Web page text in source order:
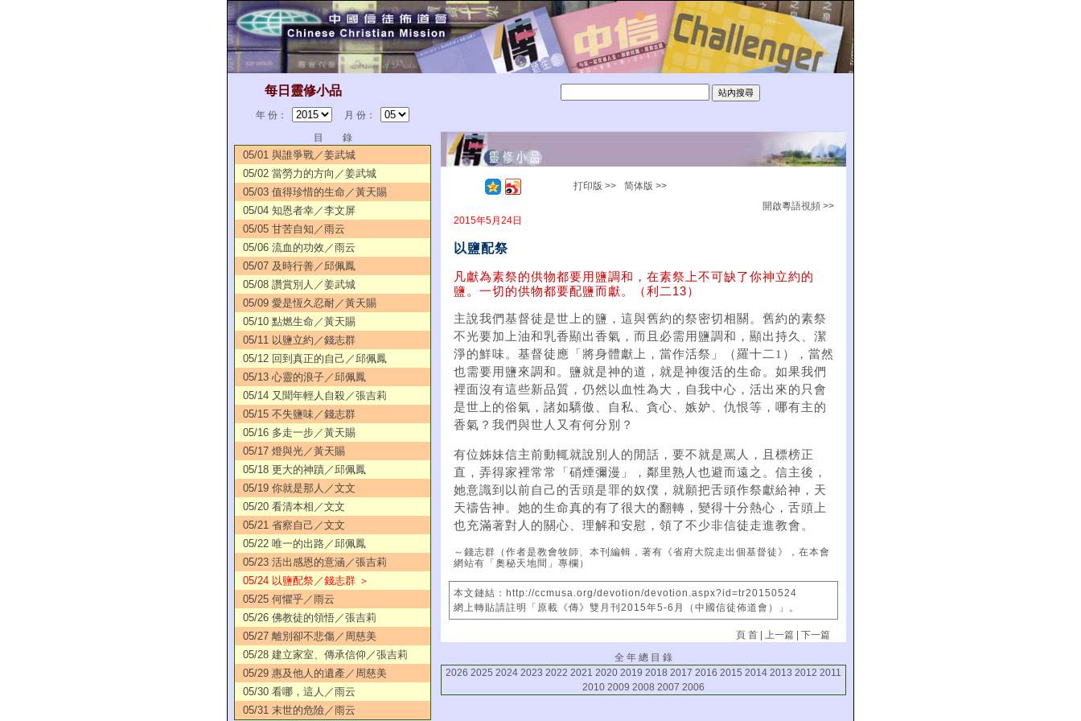
每日靈修小品
年 份：
月 份：
目 錄
05/01 與誰爭戰／姜武城
05/02 當勞力的方向／姜武城
05/03 值得珍惜的生命／黃天賜
05/04 知恩者幸／李文屏
05/05 甘苦自知／雨云
05/06 流血的功效／雨云
05/07 及時行善／邱佩鳳
05/08 讚賞別人／姜武城
05/09 愛是恆久忍耐／黃天賜
05/10 點燃生命／黃天賜
05/11 以鹽立約／錢志群
05/12 回到真正的自己／邱佩鳳
05/13 心靈的浪子／邱佩鳳
05/14 又聞年輕人自殺／張吉莉
05/15 不失鹽味／錢志群
05/16 多走一步／黃天賜
05/17 燈與光／黃天賜
05/18 更大的神蹟／邱佩鳳
05/19 你就是那人／文文
05/20 看清本相／文文
05/21 省察自己／文文
05/22 唯一的出路／邱佩鳳
05/23 活出感恩的意涵／張吉莉
05/24 以鹽配祭／錢志群 ＞
05/25 何懼乎／雨云
05/26 佛教徒的領悟／張吉莉
05/27 離別卻不悲傷／周慈美
05/28 建立家室、傳承信仰／張吉莉
05/29 惠及他人的遺產／周慈美
05/30 看哪，這人／雨云
05/31 末世的危險／雨云
打印版 >>
简体版 >>
開啟粵語視頻 >>
2015年5月24日
以鹽配祭
凡獻為素祭的供物都要用鹽調和，在素祭上不可缺了你神立約的
鹽。一切的供物都要配鹽而獻。（利二13）
主說我們基督徒是世上的鹽，這與舊約的祭密切相關。舊約的素祭
不光要加上油和乳香顯出香氣，而且必需用鹽調和，顯出持久、潔
淨的鮮味。基督徒應「將身體獻上，當作活祭」（羅十二1），當然
也需要用鹽來調和。鹽就是神的道，就是神復活的生命。如果我們
裡面沒有這些新品質，仍然以血性為大，自我中心，活出來的只會
是世上的俗氣，諸如驕傲、自私、貪心、嫉妒、仇恨等，哪有主的
香氣？我們與世人又有何分別？
有位姊妹信主前動輒就說別人的閒話，要不就是罵人，且標榜正
直，弄得家裡常常「硝煙彌漫」，鄰里熟人也避而遠之。信主後，
她意識到以前自己的舌頭是罪的奴僕，就願把舌頭作祭獻給神，天
天禱告神。她的生命真的有了很大的翻轉，變得十分熱心，舌頭上
也充滿著對人的關心、理解和安慰，領了不少非信徒走進教會。
～錢志群（作者是教會牧師、本刊編輯，著有《省府大院走出個基督徒》，在本會
網站有「奧秘天地間」專欄）
本文鏈結：http://ccmusa.org/devotion/devotion.aspx?id=tr20150524
網上轉貼請註明「原載《傳》雙月刊2015年5-6月（中國信徒佈道會）」。
頁 首 | 上一篇 |下一篇
全 年 總 目 錄
2026 2025 2024 2023 2022 2021 2020 2019 2018 2017 2016 2015 2014 2013 2012 2011
2010 2009 2008 2007 2006